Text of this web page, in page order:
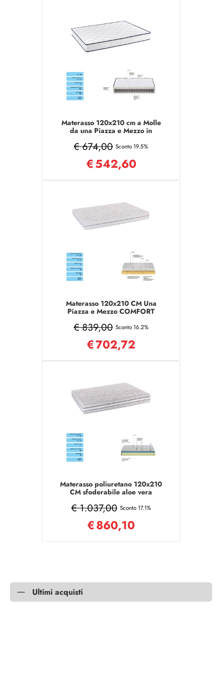
Materasso 120x210 cm a Molle
da una Piazza e Mezzo in
€ 674,00 Sconto 19.5%
€542,60
Materasso 120x210 CM Una
Piazza e Mezzo COMFORT
€ 839,00 Sconto 16.2%
€702,72
Materasso poliuretano 120x210
CM sfoderabile aloe vera
€ 1.037,00 Sconto 17.1%
€860,10
Ultimi acquisti